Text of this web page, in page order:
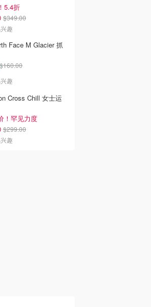
5.4折
$349.00
趣
M Glacier 抓
$160.00
趣
Cross Chill 女士运
！罕见力度
$299.00
趣